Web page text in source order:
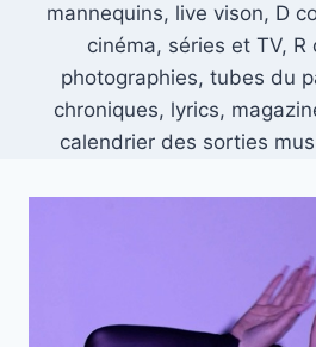
mannequins, live vison, D
cinéma, séries et TV, R
photographies, tubes du
chroniques, lyrics,
calendrier des sorties